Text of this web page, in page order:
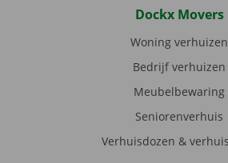
Dockx Movers
Woning verhuizen
Bedrijf verhuizen
Meubelbewaring
Seniorenverhuis
Verhuisdozen &